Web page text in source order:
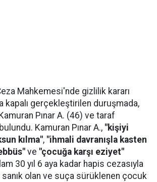
Mahkemesi'nde gizlilik kararı
kapalı gerçekleştirilen duruşmada,
Pınar A. (46) ve taraf
Kamuran Pınar A., "kişiyi
kılma", "ihmali davranışla kasten
ve "çocuğa karşı eziyet"
30 yıl 6 aya kadar hapis cezasıyla
sanık olan ve suça sürüklenen çocuk